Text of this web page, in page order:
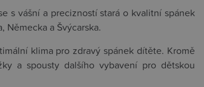
s vášní a precizností stará o kvalitní spánek
a Švýcarska.
klima pro zdravý spánek dítěte. Kromě
a spousty dalšího vybavení pro dětskou